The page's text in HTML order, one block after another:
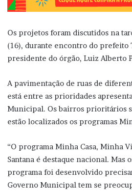
Os projetos foram discutidos na
(16), durante encontro do prefeito
presidente do órgão, Luiz Alberto
A pavimentação de ruas de
está entre as prioridades
Municipal. Os bairros prioritários
estão localizados os programas
“O programa Minha Casa, Minha
Santana é destaque nacional. Mas
programa foi desenvolvido
Governo Municipal tem se